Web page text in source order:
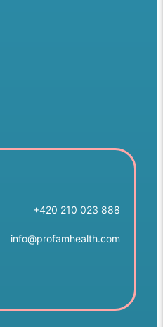
+420 210 023 888
info@profamhealth.com